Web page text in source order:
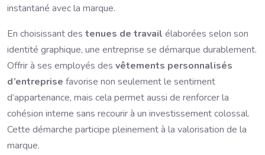
instantané avec la marque.
En choisissant des tenues de travail élaborées selon son
identité graphique, une entreprise se démarque durablement.
Offrir à ses employés des vêtements personnalisés
d’entreprise favorise non seulement le sentiment
d’appartenance, mais cela permet aussi de renforcer la
cohésion interne sans recourir à un investissement colossal.
Cette démarche participe pleinement à la valorisation de la
marque.